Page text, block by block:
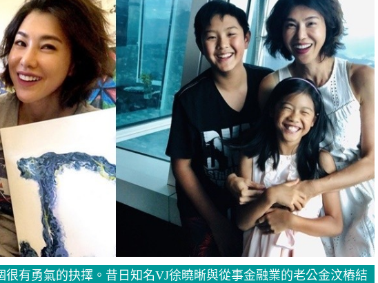
很有勇氣的抉擇。昔日知名VJ徐曉晰與從事金融業的老公金汶樁結